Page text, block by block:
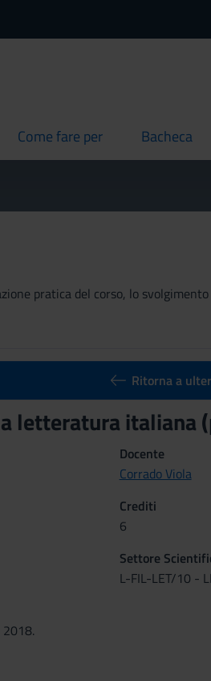
Come fare per
current Bacheca
current
pratica del corso, lo
Ritorna a
letteratura
Docente
Corrado Viola
Crediti
6
Settore
L-FIL-LET/10 -